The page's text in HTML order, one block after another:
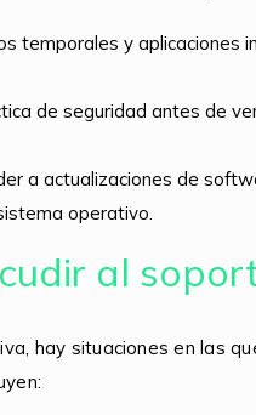
temporales y aplicaciones
de seguridad antes de
a actualizaciones de
operativo.
al
hay situaciones en las